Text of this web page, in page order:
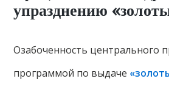
упразднению
Озабоченность центрального
программой по выдаче